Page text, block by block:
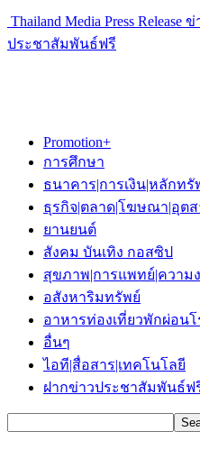
Thailand Media Press
ประชาสัมพันธ์ฟรี
Promotion+
การศึกษา
ธนาคาร|การเงิน|หลักทรั
ธุรกิจ|ตลาด|โฆษณา|อุต
ยานยนต์
สังคม บันเทิง กอสซิป
สุขภาพ|การแพทย์|ความ
อสังหาริมทรัพย์
อาหารท่องเที่ยวพักผ่อนโ
อื่นๆ
ไอที|สื่อสาร|เทคโนโลยี
ฝากข่าวประชาสัมพันธ์ฟ